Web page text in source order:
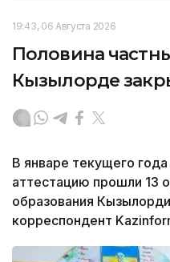
19:43, 06 Августа 2026
Половина
Кызылорде
В январе текущего
аттестацию прошли 13
образования
корреспондент